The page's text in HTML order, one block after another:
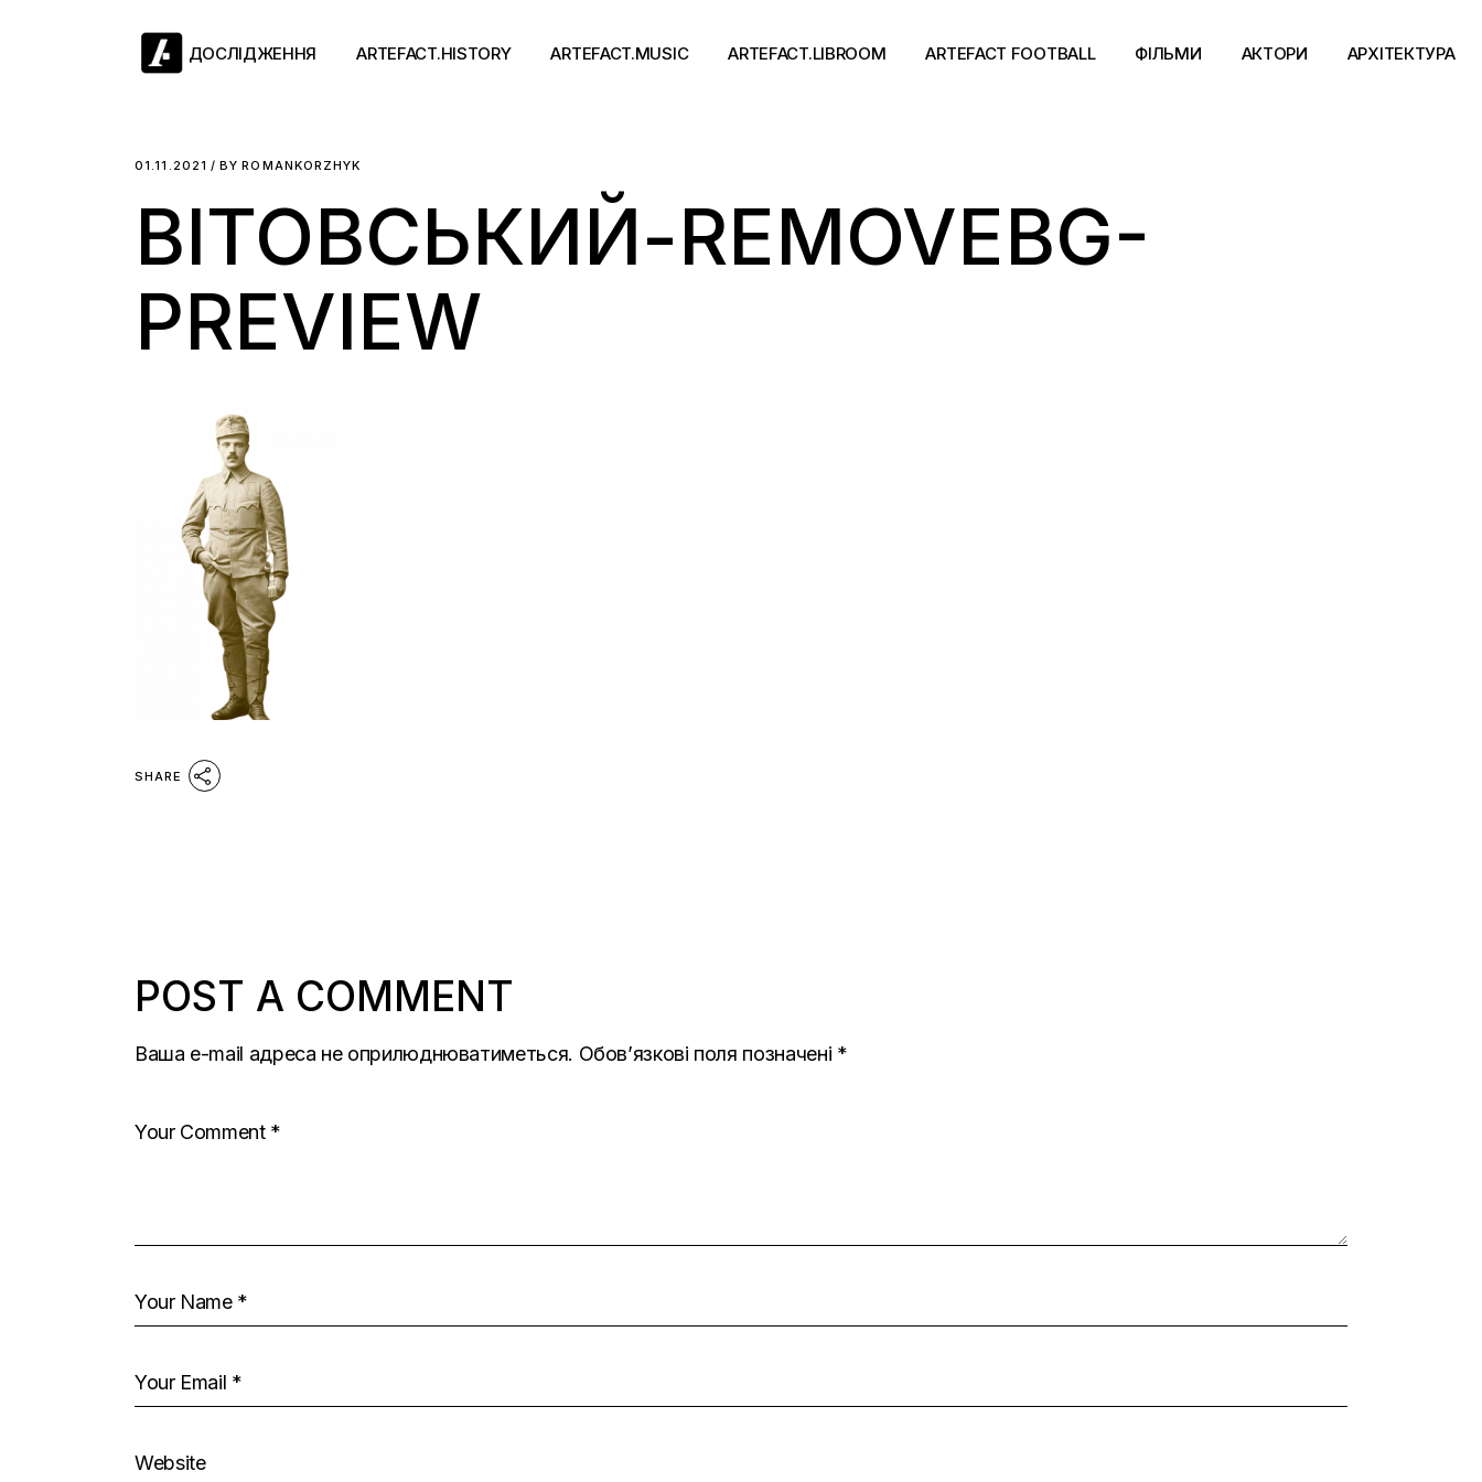
ДОСЛІДЖЕННЯ ARTEFACT.HISTORY
Античний двіж
Такі середні віки
Ранній модерн
Новітні історії
ARTEFACT.MUSIC
Альбоми
Концерти
ARTEFACT.LIBROOM
Події
ARTEFACT FOOTBALL ФІЛЬМИ АКТОРИ АРХІТЕКТУРА
01.11.2021 BY ROMANKORZHYK
ВІТОВСЬКИЙ-REMOVEBG-
PREVIEW
SHARE
POST A COMMENT
Ваша e-mail адреса не оприлюднюватиметься. Обов’язкові поля позначені *